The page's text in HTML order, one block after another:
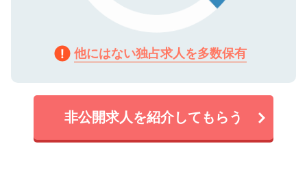
他にはない独占求人を多数保有
非公開求人を紹介してもらう